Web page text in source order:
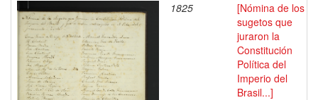
1825
[Nómina de los
sugetos que
juraron la
Constitución
Política del
Imperio del
Brasil...]